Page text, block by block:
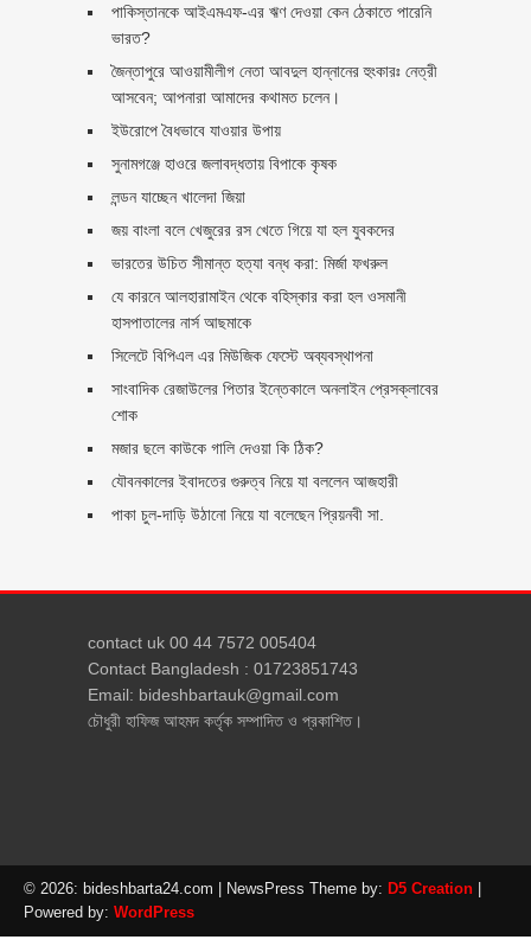
পাকিস্তানকে আইএমএফ-এর ঋণ দেওয়া কেন ঠেকাতে পারেনি
ভারত?
জৈন্তাপুরে আওয়ামীলীগ নেতা আবদুল হান্নানের হুংকারঃ নেত্রী
আসবেন; আপনারা আমাদের কথামত চলেন।
ইউরোপে বৈধভাবে যাওয়ার উপায়
সুনামগঞ্জে হাওরে জলাবদ্ধতায় বিপাকে কৃষক
লন্ডন যাচ্ছেন খালেদা জিয়া
জয় বাংলা বলে খেজুরের রস খেতে গিয়ে যা হল যুবকদের
ভারতের উচিত সীমান্ত হত্যা বন্ধ করা: মির্জা ফখরুল
যে কারনে আলহারামাইন থেকে বহিস্কার করা হল ওসমানী
হাসপাতালের নার্স আছমাকে
সিলেটে বিপিএল এর মিউজিক ফেস্টে অব্যবস্থাপনা
সাংবাদিক রেজাউলের পিতার ইন্তেকালে অনলাইন প্রেসক্লাবের
শোক
মজার ছলে কাউকে গালি দেওয়া কি ঠিক?
যৌবনকালের ইবাদতের গুরুত্ব নিয়ে যা বললেন আজহারী
পাকা চুল-দাড়ি উঠানো নিয়ে যা বলেছেন প্রিয়নবী সা.
contact uk 00 44 7572 005404
Contact Bangladesh : 01723851743
Email: bideshbartauk@gmail.com
চৌধুরী হাফিজ আহমদ কর্তৃক সম্পাদিত ও প্রকাশিত।
© 2026: bideshbarta24.com | NewsPress Theme by: D5 Creation
Powered by: WordPress